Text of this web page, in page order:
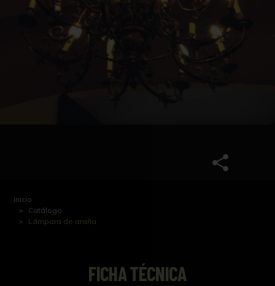
Inicio
Catálogo
Lámpara de araña
FICHA TÉCNICA